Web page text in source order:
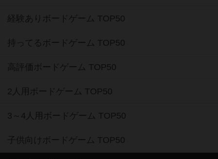
経験ありボードゲーム TOP50
持ってるボードゲーム TOP50
高評価ボードゲーム TOP50
2人用ボードゲーム TOP50
3～4人用ボードゲーム TOP50
子供向けボードゲーム TOP50